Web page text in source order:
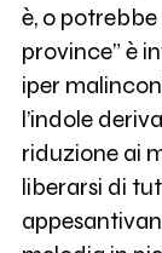
è, o potrebbe
province” è
iper
l’indole
riduzione ai
liberarsi di